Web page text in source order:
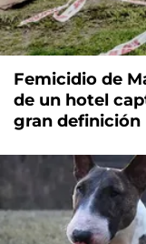
Femicidio de
de un hotel
gran definición